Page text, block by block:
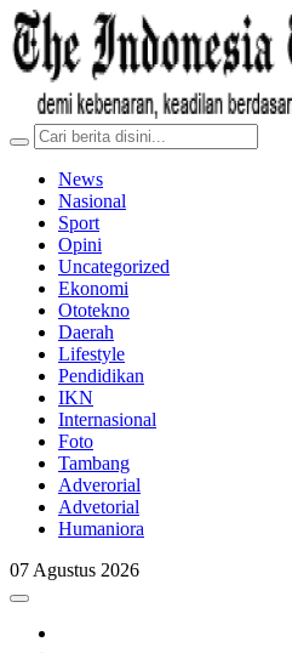
News
Nasional
Sport
Opini
Uncategorized
Ekonomi
Ototekno
Daerah
Lifestyle
Pendidikan
IKN
Internasional
Foto
Tambang
Adverorial
Advetorial
Humaniora
07 Agustus 2026